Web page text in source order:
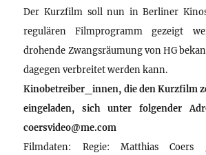
Der Kurzfilm soll nun in Berliner
regulären Filmprogramm gezeigt
drohende Zwangsräumung von HG
dagegen verbreitet werden kann.
Kinobetreiber_innen, die den Kurzfilm
eingeladen, sich unter folgender
coersvideo@me.com
Filmdaten: Regie: Matthias